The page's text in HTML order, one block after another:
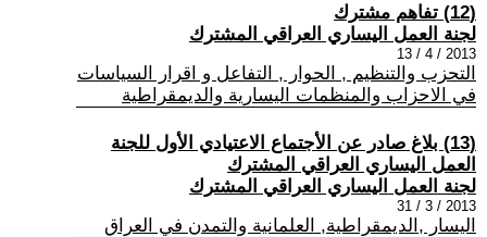
(12) تفاهم مشترك
لجنة العمل اليساري العراقي المشترك
2013 / 4 / 13
التحزب والتنظيم , الحوار , التفاعل و اقرار السياسات
في الاحزاب والمنظمات اليسارية والديمقراطية
(13) بلاغ صادر عن الأجتماع الاعتيادي الأول للجنة
العمل اليساري العراقي المشترك
لجنة العمل اليساري العراقي المشترك
2013 / 3 / 31
اليسار ,الديمقراطية, العلمانية والتمدن في العراق